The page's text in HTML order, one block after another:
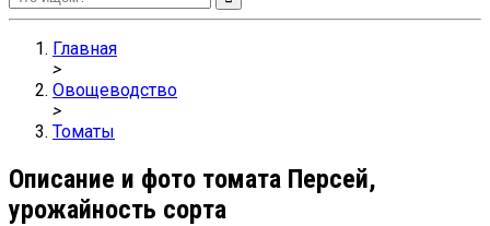
Sveklon.Ru – все про сад, огород, фермерство и птицеводство
Главная
>
Овощеводство
>
Томаты
Описание и фото томата Персей,
урожайность сорта